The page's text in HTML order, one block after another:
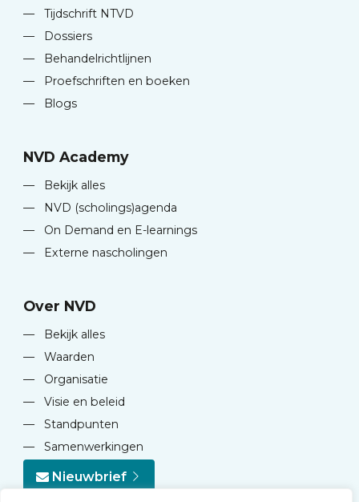
—
Tijdschrift NTVD
—
Dossiers
—
Behandelrichtlijnen
—
Proefschriften en boeken
—
Blogs
NVD Academy
—
Bekijk alles
—
NVD (scholings)agenda
—
On Demand en E-learnings
—
Externe nascholingen
Over NVD
—
Bekijk alles
—
Waarden
—
Organisatie
—
Visie en beleid
—
Standpunten
—
Samenwerkingen
Nieuwbrief